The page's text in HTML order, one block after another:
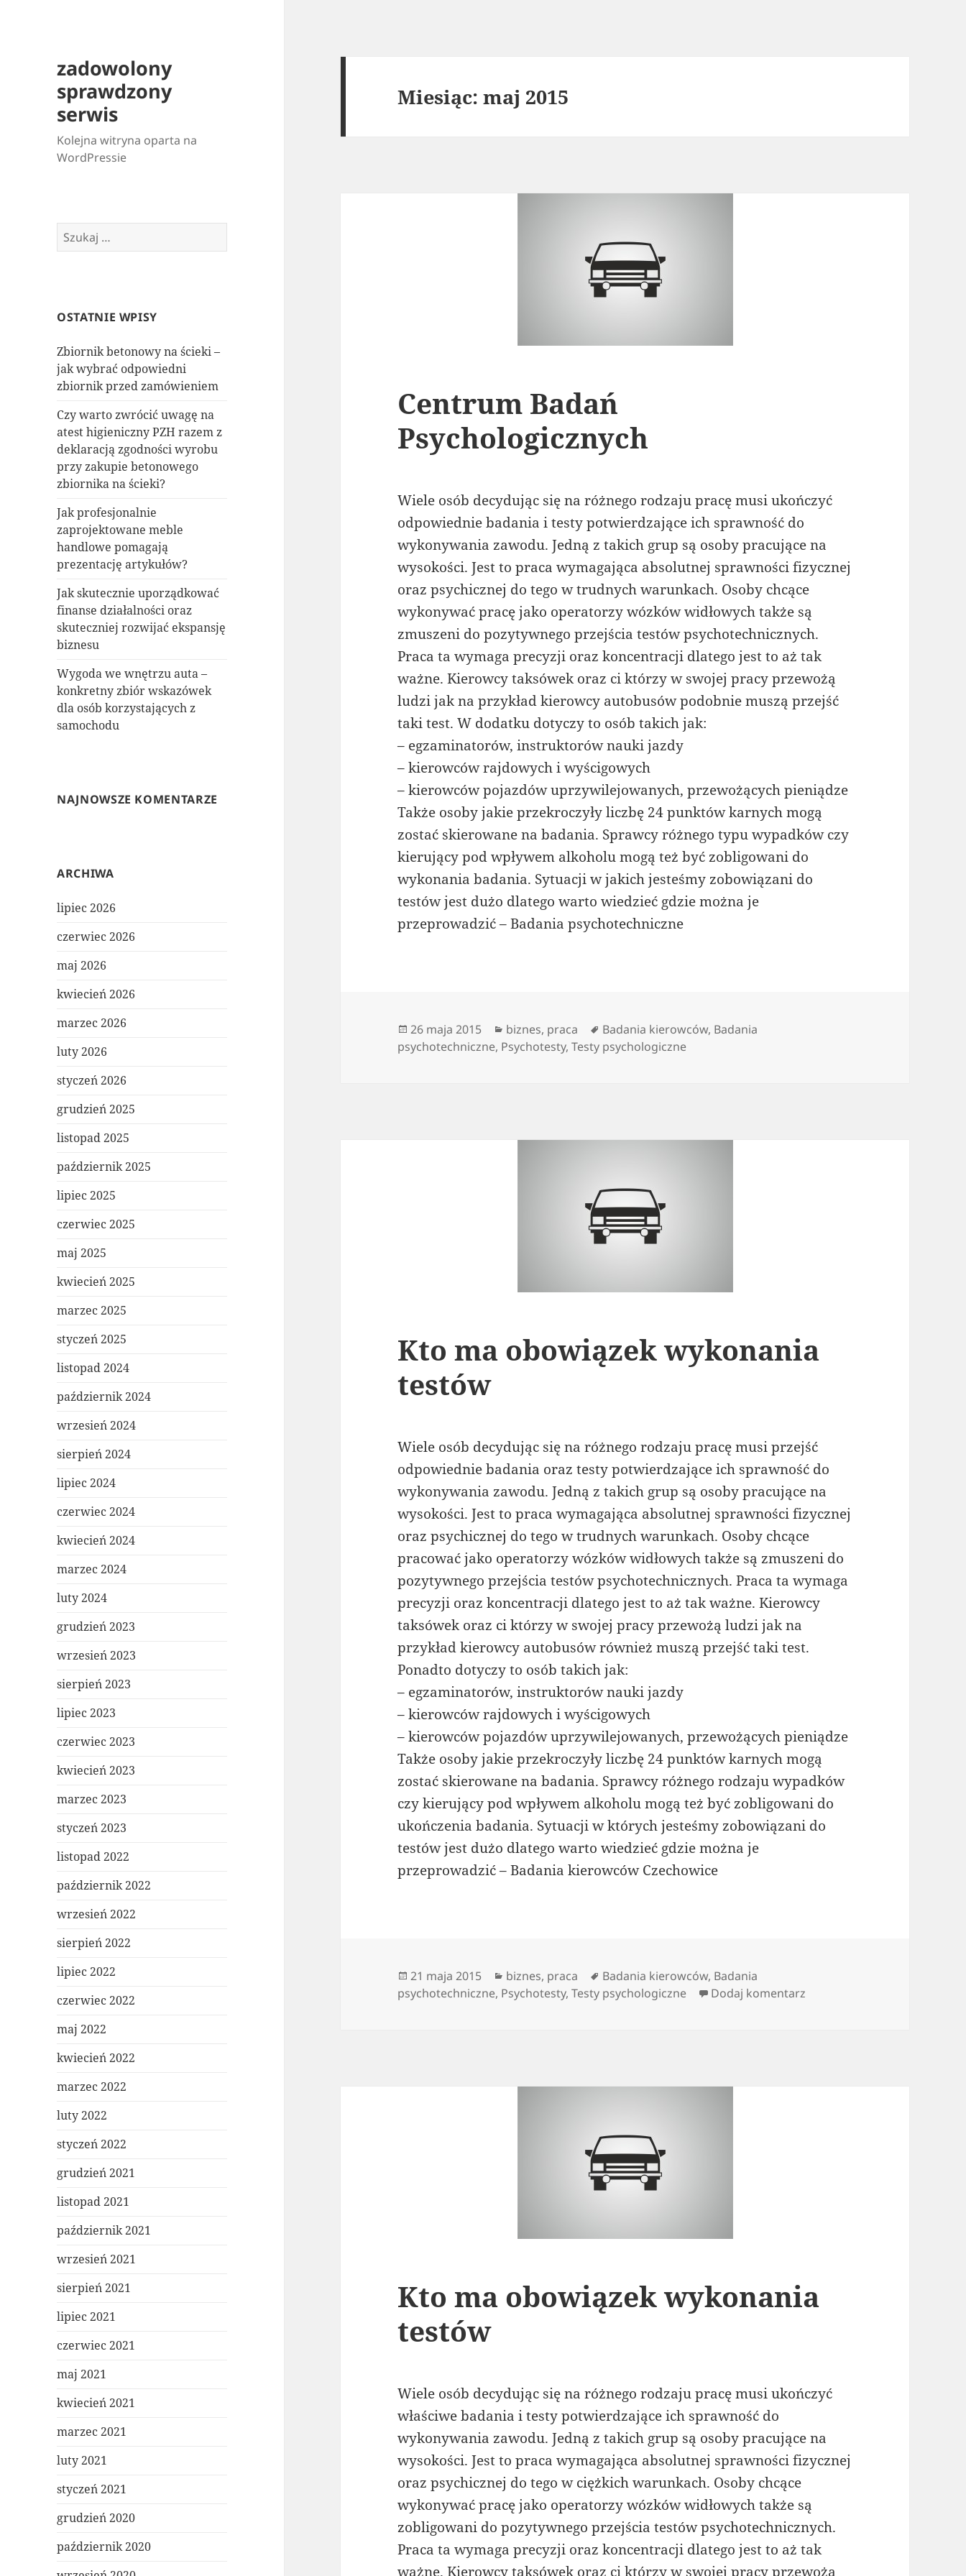
zadowolony
sprawdzony
serwis
Kolejna witryna oparta na
WordPressie
Szukaj:
OSTATNIE WPISY
Zbiornik betonowy na ścieki –
jak wybrać odpowiedni
zbiornik przed zamówieniem
Czy warto zwrócić uwagę na
atest higieniczny PZH razem z
deklaracją zgodności wyrobu
przy zakupie betonowego
zbiornika na ścieki?
Jak profesjonalnie
zaprojektowane meble
handlowe pomagają
prezentację artykułów?
Jak skutecznie uporządkować
finanse działalności oraz
skuteczniej rozwijać ekspansję
biznesu
Wygoda we wnętrzu auta –
konkretny zbiór wskazówek
dla osób korzystających z
samochodu
NAJNOWSZE KOMENTARZE
ARCHIWA
lipiec 2026
czerwiec 2026
maj 2026
kwiecień 2026
marzec 2026
luty 2026
styczeń 2026
grudzień 2025
listopad 2025
październik 2025
lipiec 2025
czerwiec 2025
maj 2025
kwiecień 2025
marzec 2025
styczeń 2025
listopad 2024
październik 2024
wrzesień 2024
sierpień 2024
lipiec 2024
czerwiec 2024
kwiecień 2024
marzec 2024
luty 2024
grudzień 2023
wrzesień 2023
sierpień 2023
lipiec 2023
czerwiec 2023
kwiecień 2023
marzec 2023
styczeń 2023
listopad 2022
październik 2022
wrzesień 2022
sierpień 2022
lipiec 2022
czerwiec 2022
maj 2022
kwiecień 2022
marzec 2022
luty 2022
styczeń 2022
grudzień 2021
listopad 2021
październik 2021
wrzesień 2021
sierpień 2021
lipiec 2021
czerwiec 2021
maj 2021
kwiecień 2021
marzec 2021
luty 2021
styczeń 2021
grudzień 2020
październik 2020
Miesiąc:maj 2015
Centrum Badań
Psychologicznych
Wiele osób decydując się na różnego rodzaju pracę musi ukończyć
odpowiednie badania i testy potwierdzające ich sprawność do
wykonywania zawodu. Jedną z takich grup są osoby pracujące na
wysokości. Jest to praca wymagająca absolutnej sprawności fizycznej
oraz psychicznej do tego w trudnych warunkach. Osoby chcące
wykonywać pracę jako operatorzy wózków widłowych także są
zmuszeni do pozytywnego przejścia testów psychotechnicznych.
Praca ta wymaga precyzji oraz koncentracji dlatego jest to aż tak
ważne. Kierowcy taksówek oraz ci którzy w swojej pracy przewożą
ludzi jak na przykład kierowcy autobusów podobnie muszą przejść
taki test. W dodatku dotyczy to osób takich jak:
– egzaminatorów, instruktorów nauki jazdy
– kierowców rajdowych i wyścigowych
– kierowców pojazdów uprzywilejowanych, przewożących pieniądze
Także osoby jakie przekroczyły liczbę 24 punktów karnych mogą
zostać skierowane na badania. Sprawcy różnego typu wypadków czy
kierujący pod wpływem alkoholu mogą też być zobligowani do
wykonania badania. Sytuacji w jakich jesteśmy zobowiązani do
testów jest dużo dlatego warto wiedzieć gdzie można je
przeprowadzić – Badania psychotechniczne
Data
publikacji
26 maja 2015 Kategorie
biznes, praca Tagi
Badania kierowców, Badania
psychotechniczne, Psychotesty,Testy psychologiczne
Kto ma obowiązek wykonania
testów
Wiele osób decydując się na różnego rodzaju pracę musi przejść
odpowiednie badania oraz testy potwierdzające ich sprawność do
wykonywania zawodu. Jedną z takich grup są osoby pracujące na
wysokości. Jest to praca wymagająca absolutnej sprawności fizycznej
oraz psychicznej do tego w trudnych warunkach. Osoby chcące
pracować jako operatorzy wózków widłowych także są zmuszeni do
pozytywnego przejścia testów psychotechnicznych. Praca ta wymaga
precyzji oraz koncentracji dlatego jest to aż tak ważne. Kierowcy
taksówek oraz ci którzy w swojej pracy przewożą ludzi jak na
przykład kierowcy autobusów również muszą przejść taki test.
Ponadto dotyczy to osób takich jak:
– egzaminatorów, instruktorów nauki jazdy
– kierowców rajdowych i wyścigowych
– kierowców pojazdów uprzywilejowanych, przewożących pieniądze
Także osoby jakie przekroczyły liczbę 24 punktów karnych mogą
zostać skierowane na badania. Sprawcy różnego rodzaju wypadków
czy kierujący pod wpływem alkoholu mogą też być zobligowani do
ukończenia badania. Sytuacji w których jesteśmy zobowiązani do
testów jest dużo dlatego warto wiedzieć gdzie można je
przeprowadzić – Badania kierowców Czechowice
Data
publikacji
21 maja 2015 Kategorie
biznes, praca Tagi
Badania kierowców, Badania
psychotechniczne, Psychotesty,Testy psychologiczne Dodaj komentarz
Kto ma obowiązek wykonania
testów
Wiele osób decydując się na różnego rodzaju pracę musi ukończyć
właściwe badania i testy potwierdzające ich sprawność do
wykonywania zawodu. Jedną z takich grup są osoby pracujące na
wysokości. Jest to praca wymagająca absolutnej sprawności fizycznej
oraz psychicznej do tego w ciężkich warunkach. Osoby chcące
wykonywać pracę jako operatorzy wózków widłowych także są
zobligowani do pozytywnego przejścia testów psychotechnicznych.
Praca ta wymaga precyzji oraz koncentracji dlatego jest to aż tak
ważne. Kierowcy taksówek oraz ci którzy w swojej pracy przewożą